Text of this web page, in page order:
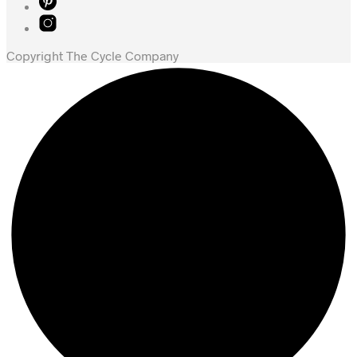
Copyright The Cycle Company